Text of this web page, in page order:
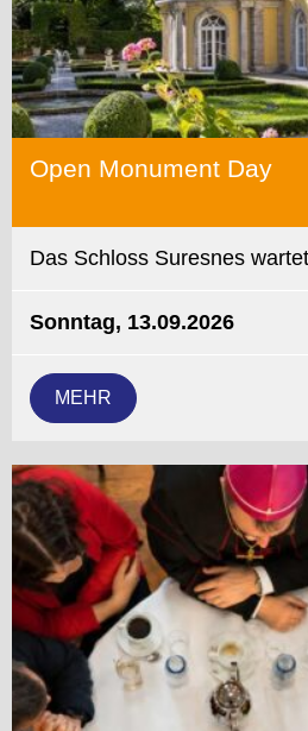
Open Monument Day
Das Schloss Suresnes
Sonntag, 13.09.2026
MEHR